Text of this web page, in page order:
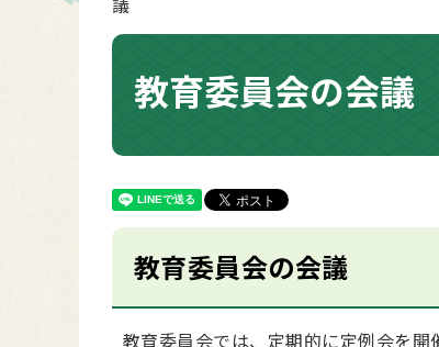
教育委員会の会議
教育委員会の会議
教育委員会では、定期的に定例会を